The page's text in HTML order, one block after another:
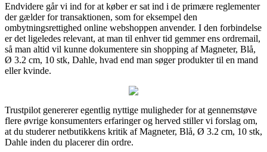
Endvidere går vi ind for at køber er sat ind i de primære reglementer
der gælder for transaktionen, som for eksempel den
ombytningsrettighed online webshoppen anvender. I den forbindelse
er det ligeledes relevant, at man til enhver tid gemmer ens ordremail,
så man altid vil kunne dokumentere sin shopping af Magneter, Blå,
Ø 3.2 cm, 10 stk, Dahle, hvad end man søger produkter til en mand
eller kvinde.
Trustpilot genererer egentlig nyttige muligheder for at gennemstøve
flere øvrige konsumenters erfaringer og herved stiller vi forslag om,
at du studerer netbutikkens kritik af Magneter, Blå, Ø 3.2 cm, 10 stk,
Dahle inden du placerer din ordre.